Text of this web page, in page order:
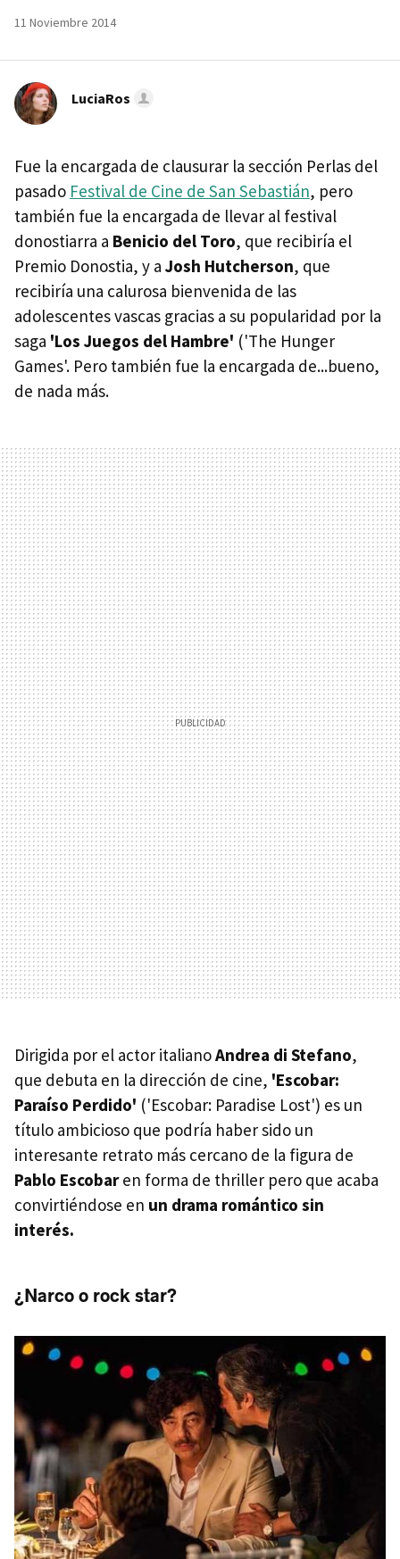
11 Noviembre 2014
LuciaRos
Fue la encargada de clausurar la sección Perlas del
pasado Festival de Cine de San Sebastián, pero
también fue la encargada de llevar al festival
donostiarra a Benicio del Toro, que recibiría el
Premio Donostia, y a Josh Hutcherson, que
recibiría una calurosa bienvenida de las
adolescentes vascas gracias a su popularidad por la
saga 'Los Juegos del Hambre' ('The Hunger
Games'. Pero también fue la encargada de...bueno,
de nada más.
Dirigida por el actor italianoAndrea di Stefano,
que debuta en la dirección de cine, 'Escobar:
Paraíso Perdido' ('Escobar: Paradise Lost') es un
título ambicioso que podría haber sido un
interesante retrato más cercano de la figura de
Pablo Escobaren forma de thriller pero que acaba
convirtiéndose en un drama romántico sin
interés.
¿Narco o rock star?